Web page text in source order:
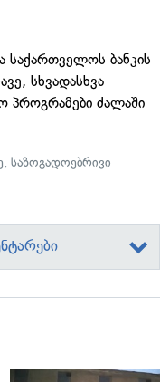
საქართველოს ბანკის
სხვადასხვა
პროგრამები ძალაში
,საზოგადოებრივი